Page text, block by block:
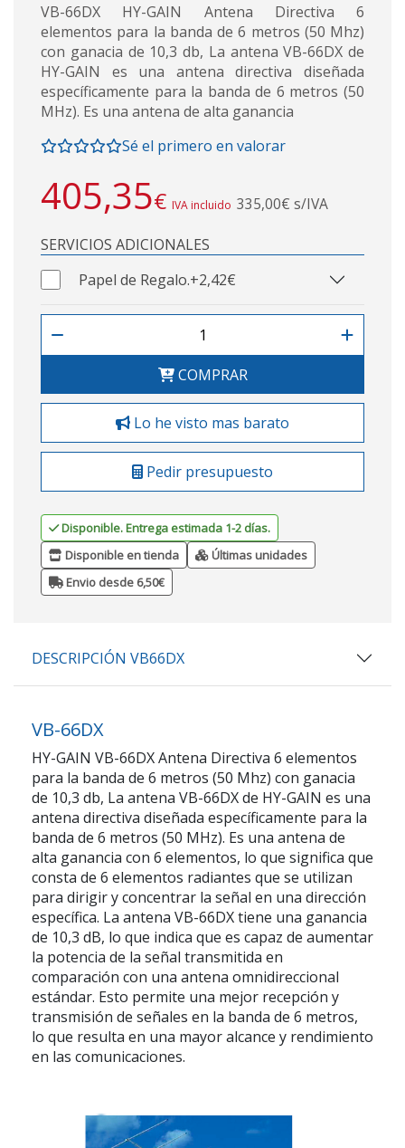
VB-66DX HY-GAIN Antena Directiva 6
elementos para la banda de 6 metros (50 Mhz)
con ganacia de 10,3 db, La antena VB-66DX de
HY-GAIN es una antena directiva diseñada
específicamente para la banda de 6 metros (50
MHz). Es una antena de alta ganancia
Sé el primero en valorar
405,35€ IVA incluido 335,00€ s/IVA
SERVICIOS ADICIONALES
Papel de Regalo.+2,42€
COMPRAR
Lo he visto mas barato
Pedir presupuesto
Disponible. Entrega estimada 1-2 días.
Disponible en tienda
Últimas unidades
Envio desde 6,50€
DESCRIPCIÓN VB66DX
VB-66DX
HY-GAIN VB-66DX Antena Directiva 6 elementos
para la banda de 6 metros (50 Mhz) con ganacia
de 10,3 db, La antena VB-66DX de HY-GAIN es una
antena directiva diseñada específicamente para la
banda de 6 metros (50 MHz). Es una antena de
alta ganancia con 6 elementos, lo que significa que
consta de 6 elementos radiantes que se utilizan
para dirigir y concentrar la señal en una dirección
específica. La antena VB-66DX tiene una ganancia
de 10,3 dB, lo que indica que es capaz de aumentar
la potencia de la señal transmitida en
comparación con una antena omnidireccional
estándar. Esto permite una mejor recepción y
transmisión de señales en la banda de 6 metros,
lo que resulta en una mayor alcance y rendimiento
en las comunicaciones.